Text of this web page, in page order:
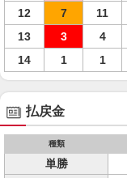
12
7 11
13
3 4
14
1 1
払戻金
種類
単勝